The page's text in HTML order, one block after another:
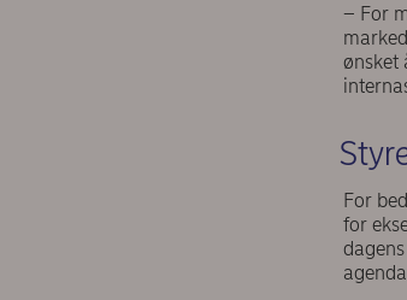
– For
ønsket
For
for